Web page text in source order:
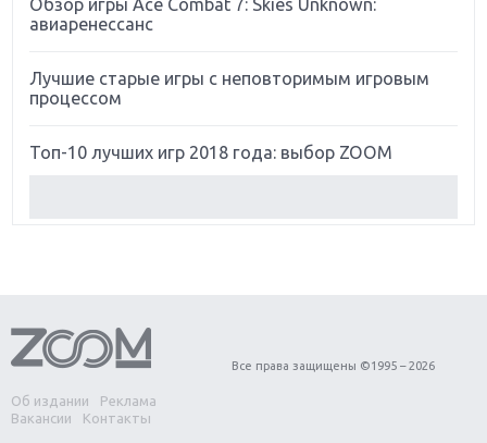
Обзор игры Ace Combat 7: Skies Unknown:
авиаренессанс
Лучшие старые игры с неповторимым игровым
процессом
Топ-10 лучших игр 2018 года: выбор ZOOM
Обзор игры Forza Horizon 4: вершина эволюции
Две важных новинки для консолей: Spider-Man и
Divinity Original Sin 2
Об издании
Реклама
Вакансии
Контакты
Все права защищены ©1995 – 2026